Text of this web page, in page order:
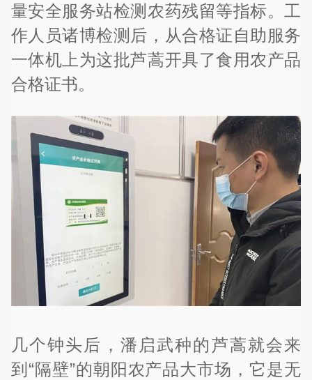
量安全服务站检测农药残留等指标。工
作人员诸博检测后，从合格证自助服务
一体机上为这批芦蒿开具了食用农产品
合格证书。
几个钟头后，潘启武种的芦蒿就会来
到“隔壁”的朝阳农产品大市场，它是无